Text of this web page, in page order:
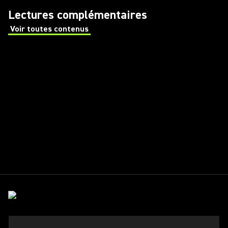
Lectures complémentaires
Voir toutes contenus
(Opens in a new tab)